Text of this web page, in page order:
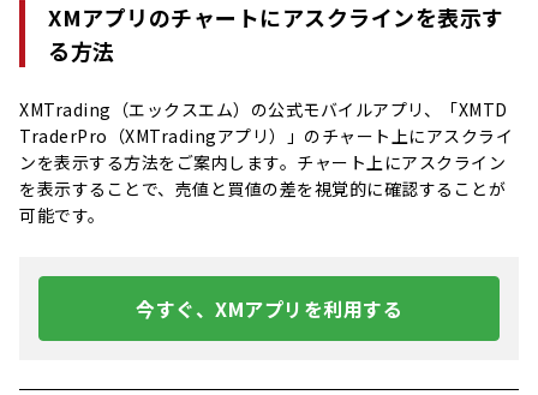
XMアプリのチャートにアスクラインを表示す
る方法
XMTrading（エックスエム）の公式モバイルアプリ、「XMTD
TraderPro（XMTradingアプリ）」のチャート上にアスクライ
ンを表示する方法をご案内します。チャート上にアスクライン
を表示することで、売値と買値の差を視覚的に確認することが
可能です。
今すぐ、XMアプリを利用する